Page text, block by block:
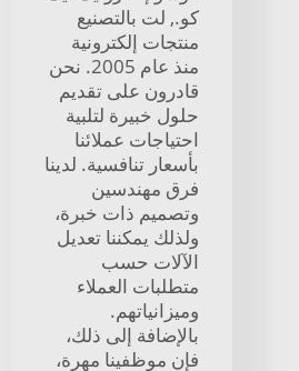
كو., لت بالتصنيع
منتجات إلكترونية
منذ عام 2005. نحن
قادرون على تقديم
حلول خبيرة لتلبية
احتياجات عملائنا
بأسعار تنافسية. لدينا
فرق مهندسين
وتصميم ذات خبرة،
ولذلك يمكننا تعديل
الآلات حسب
متطلبات العملاء
وميزانياتهم.
بالإضافة إلى ذلك،
فإن موظفينا مهرة،